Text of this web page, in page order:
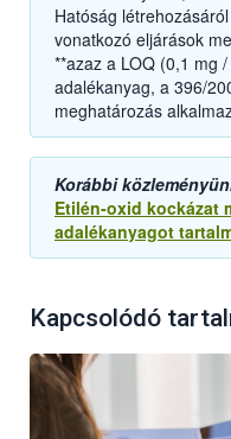
Hatóság
vonatkozó eljárások
**azaz a LOQ (0,1 mg
adalékanyag, a 396/
meghatározás
Korábbi
Etilén-oxid kockázat
adalékanyagot
Kapcsolódó